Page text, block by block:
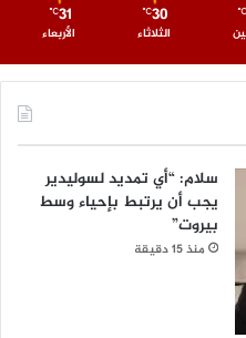
℃
30
℃
الثلاثاء
31
℃
الأربعاء
سلام: “أي تمديد لسوليدير
يجب أن يرتبط بإحياء وسط
بيروت”
منذ 15 دقيقة